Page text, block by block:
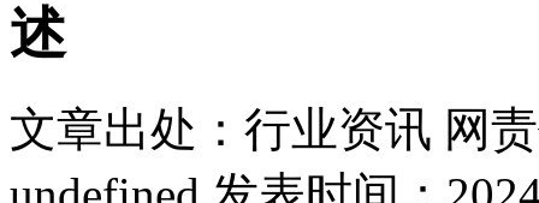
述
文章出处：行业资讯 网